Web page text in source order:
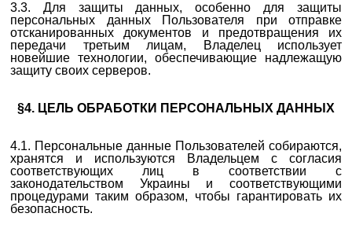
3.3. Для защиты данных, особенно для защиты
персональных данных Пользователя при отправке
отсканированных документов и предотвращения их
передачи третьим лицам, Владелец использует
новейшие технологии, обеспечивающие надлежащую
защиту своих серверов.
§4. ЦЕЛЬ ОБРАБОТКИ ПЕРСОНАЛЬНЫХ ДАННЫХ
4.1. Персональные данные Пользователей собираются,
хранятся и используются Владельцем с согласия
соответствующих лиц в соответствии с
законодательством Украины и соответствующими
процедурами таким образом, чтобы гарантировать их
безопасность.